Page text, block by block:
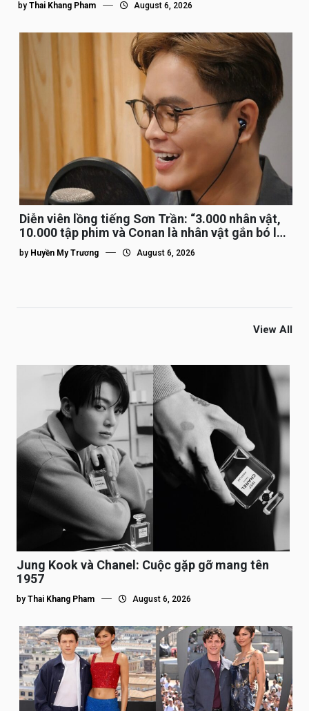
by Thai Khang Pham August 6, 2026
Diễn viên lồng tiếng Sơn Trần: “3.000 nhân vật,
10.000 tập phim và Conan là nhân vật gắn bó lâu
nhất”
by Huyền My Trương August 6, 2026
View All
Jung Kook và Chanel: Cuộc gặp gỡ mang tên
1957
by Thai Khang Pham August 6, 2026